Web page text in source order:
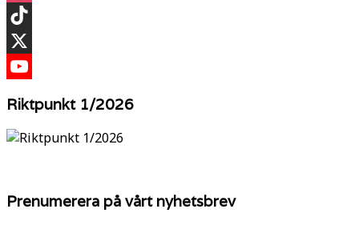
Instagram
TikTok
X
Riktpunkt 1/2026
Prenumerera på vårt nyhetsbrev